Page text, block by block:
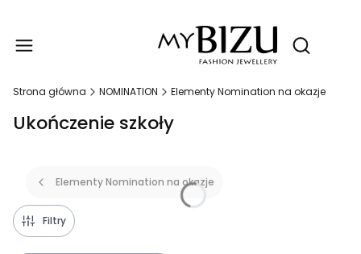
Otwórz
Strona główna NOMINATION Elementy Nomination na okazje
Ukończenie szkoły
Elementy Nomination na okazje
Filtry